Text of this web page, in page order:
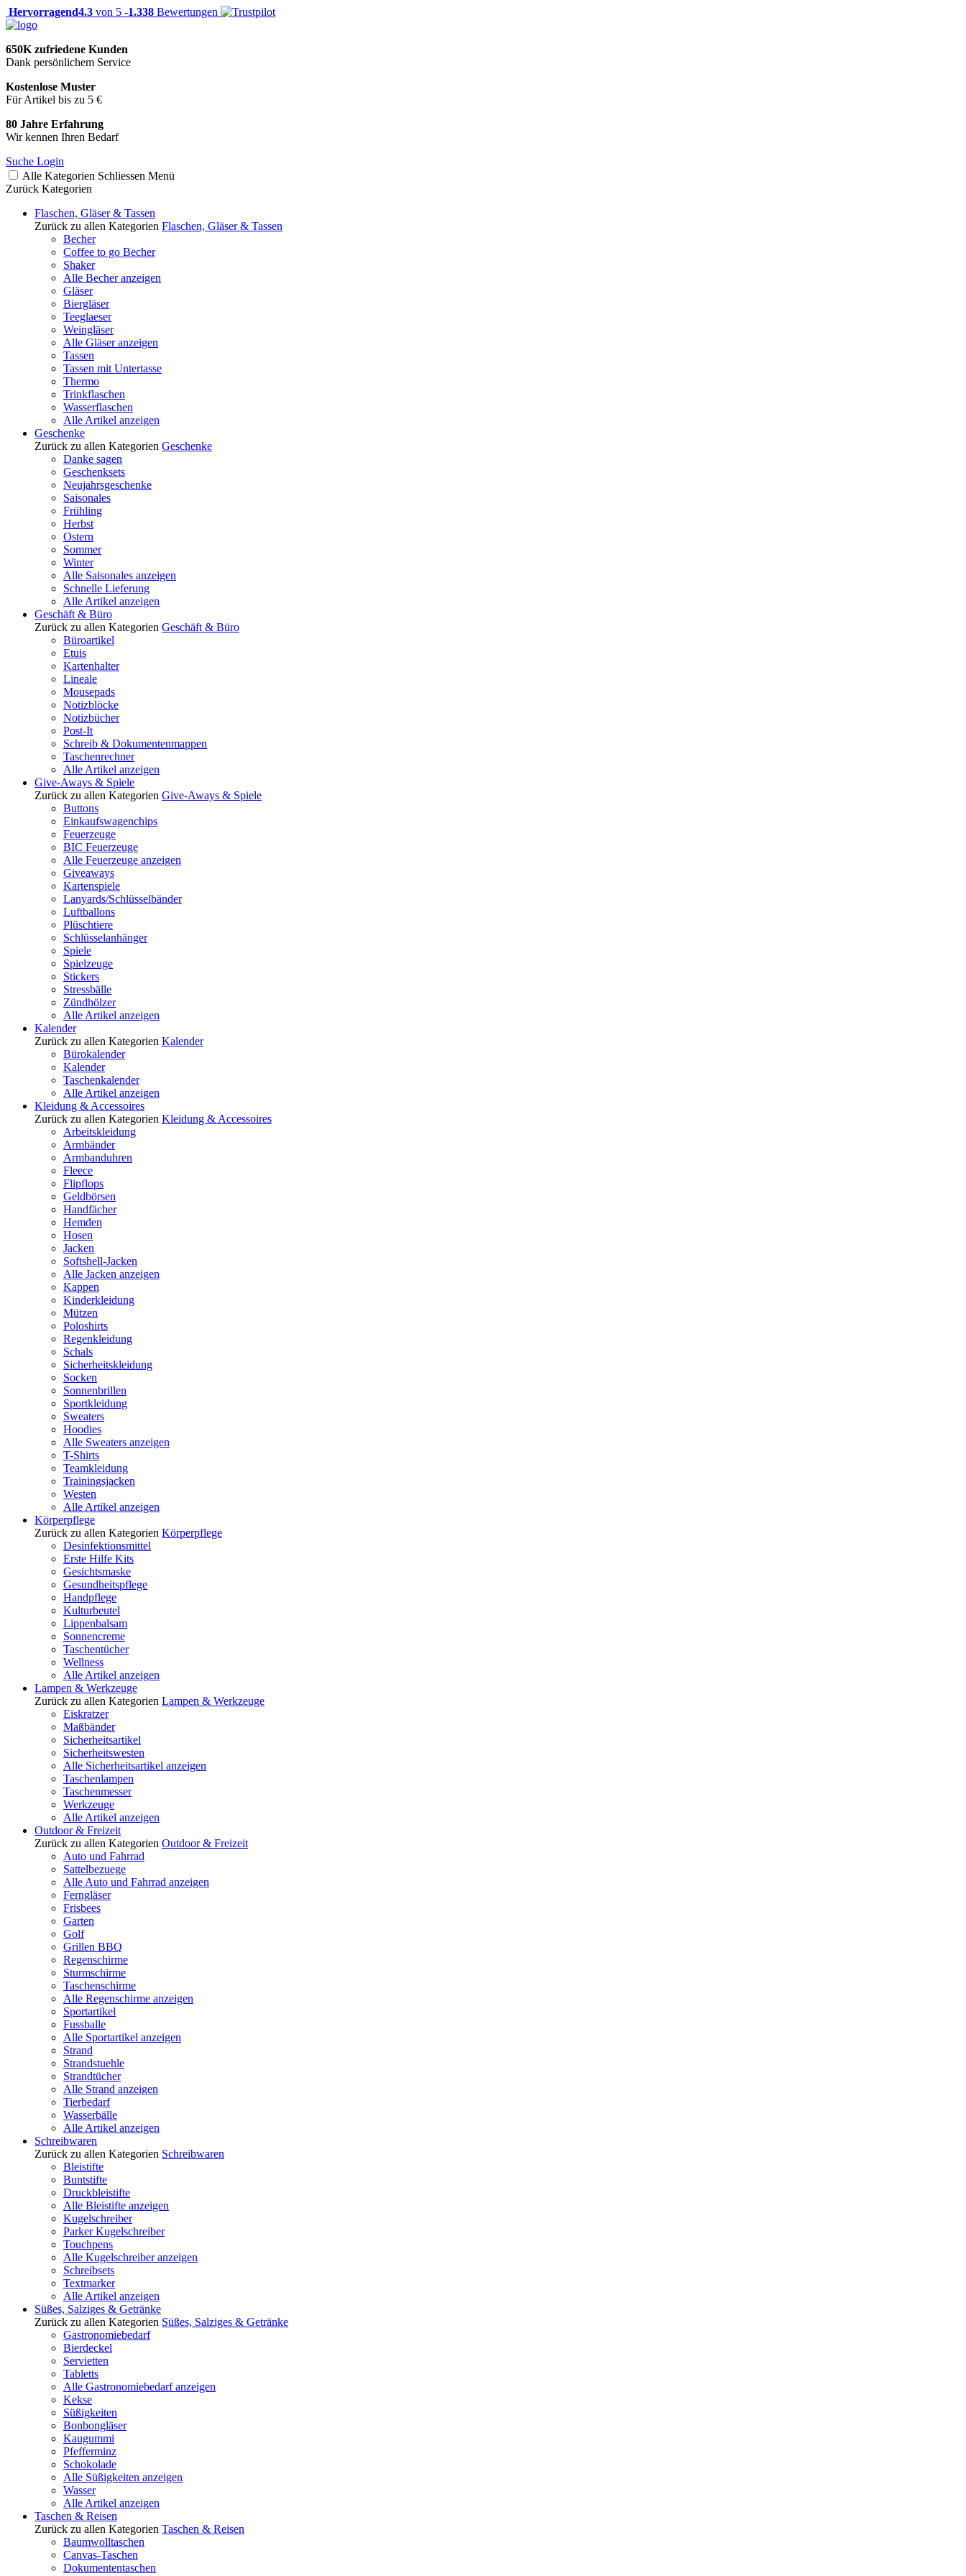
Hervorragend4.3 von 5 -1.338 Bewertungen
650K zufriedene Kunden
Dank persönlichem Service
Kostenlose Muster
Für Artikel bis zu 5 €
80 Jahre Erfahrung
Wir kennen Ihren Bedarf
Suche Login
Alle Kategorien Schliessen Menü
Zurück Kategorien
Flaschen, Gläser & Tassen
Zurück zu allen Kategorien Flaschen, Gläser & Tassen
Becher
Coffee to go Becher
Shaker
Alle Becher anzeigen
Gläser
Biergläser
Teeglaeser
Weingläser
Alle Gläser anzeigen
Tassen
Tassen mit Untertasse
Thermo
Trinkflaschen
Wasserflaschen
Alle Artikel anzeigen
Geschenke
Zurück zu allen Kategorien Geschenke
Danke sagen
Geschenksets
Neujahrsgeschenke
Saisonales
Frühling
Herbst
Ostern
Sommer
Winter
Alle Saisonales anzeigen
Schnelle Lieferung
Alle Artikel anzeigen
Geschäft & Büro
Zurück zu allen Kategorien Geschäft & Büro
Büroartikel
Etuis
Kartenhalter
Lineale
Mousepads
Notizblöcke
Notizbücher
Post-It
Schreib & Dokumentenmappen
Taschenrechner
Alle Artikel anzeigen
Give-Aways & Spiele
Zurück zu allen Kategorien Give-Aways & Spiele
Buttons
Einkaufswagenchips
Feuerzeuge
BIC Feuerzeuge
Alle Feuerzeuge anzeigen
Giveaways
Kartenspiele
Lanyards/Schlüsselbänder
Luftballons
Plüschtiere
Schlüsselanhänger
Spiele
Spielzeuge
Stickers
Stressbälle
Zündhölzer
Alle Artikel anzeigen
Kalender
Zurück zu allen Kategorien Kalender
Bürokalender
Kalender
Taschenkalender
Alle Artikel anzeigen
Kleidung & Accessoires
Zurück zu allen Kategorien Kleidung & Accessoires
Arbeitskleidung
Armbänder
Armbanduhren
Fleece
Flipflops
Geldbörsen
Handfächer
Hemden
Hosen
Jacken
Softshell-Jacken
Alle Jacken anzeigen
Kappen
Kinderkleidung
Mützen
Poloshirts
Regenkleidung
Schals
Sicherheitskleidung
Socken
Sonnenbrillen
Sportkleidung
Sweaters
Hoodies
Alle Sweaters anzeigen
T-Shirts
Teamkleidung
Trainingsjacken
Westen
Alle Artikel anzeigen
Körperpflege
Zurück zu allen Kategorien Körperpflege
Desinfektionsmittel
Erste Hilfe Kits
Gesichtsmaske
Gesundheitspflege
Handpflege
Kulturbeutel
Lippenbalsam
Sonnencreme
Taschentücher
Wellness
Alle Artikel anzeigen
Lampen & Werkzeuge
Zurück zu allen Kategorien Lampen & Werkzeuge
Eiskratzer
Maßbänder
Sicherheitsartikel
Sicherheitswesten
Alle Sicherheitsartikel anzeigen
Taschenlampen
Taschenmesser
Werkzeuge
Alle Artikel anzeigen
Outdoor & Freizeit
Zurück zu allen Kategorien Outdoor & Freizeit
Auto und Fahrrad
Sattelbezuege
Alle Auto und Fahrrad anzeigen
Ferngläser
Frisbees
Garten
Golf
Grillen BBQ
Regenschirme
Sturmschirme
Taschenschirme
Alle Regenschirme anzeigen
Sportartikel
Fussballe
Alle Sportartikel anzeigen
Strand
Strandstuehle
Strandtücher
Alle Strand anzeigen
Tierbedarf
Wasserbälle
Alle Artikel anzeigen
Schreibwaren
Zurück zu allen Kategorien Schreibwaren
Bleistifte
Buntstifte
Druckbleistifte
Alle Bleistifte anzeigen
Kugelschreiber
Parker Kugelschreiber
Touchpens
Alle Kugelschreiber anzeigen
Schreibsets
Textmarker
Alle Artikel anzeigen
Süßes, Salziges & Getränke
Zurück zu allen Kategorien Süßes, Salziges & Getränke
Gastronomiebedarf
Bierdeckel
Servietten
Tabletts
Alle Gastronomiebedarf anzeigen
Kekse
Süßigkeiten
Bonbongläser
Kaugummi
Pfefferminz
Schokolade
Alle Süßigkeiten anzeigen
Wasser
Alle Artikel anzeigen
Taschen & Reisen
Zurück zu allen Kategorien Taschen & Reisen
Baumwolltaschen
Canvas-Taschen
Dokumententaschen